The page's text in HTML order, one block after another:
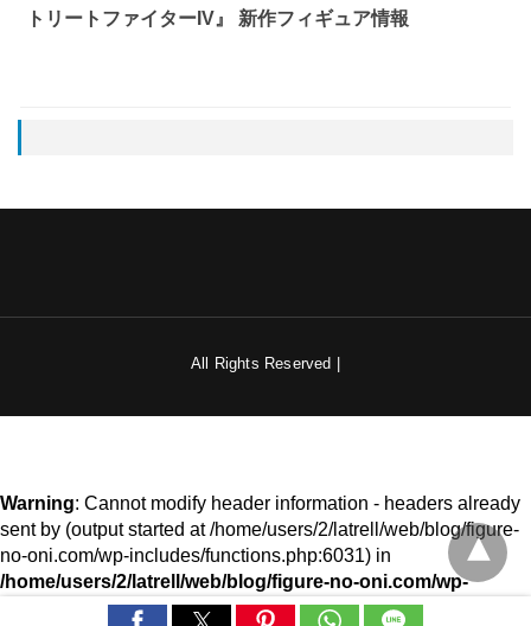
トリートファイターIV』 新作フィギュア情報
All Rights Reserved |
Warning: Cannot modify header information - headers already
sent by (output started at /home/users/2/latrell/web/blog/figure-
no-oni.com/wp-includes/functions.php:6031) in
/home/users/2/latrell/web/blog/figure-no-oni.com/wp-
content/plugins/accelerated-mobile-